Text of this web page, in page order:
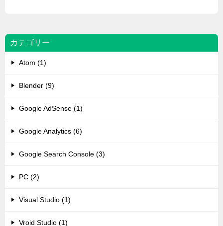
カテゴリー
Atom (1)
Blender (9)
Google AdSense (1)
Google Analytics (6)
Google Search Console (3)
PC (2)
Visual Studio (1)
Vroid Studio (1)